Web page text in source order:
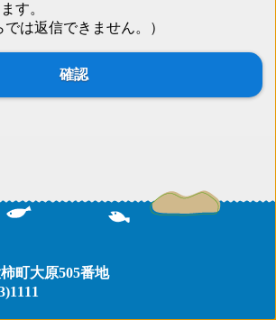
す。
は返信できません。）
町大原505番地